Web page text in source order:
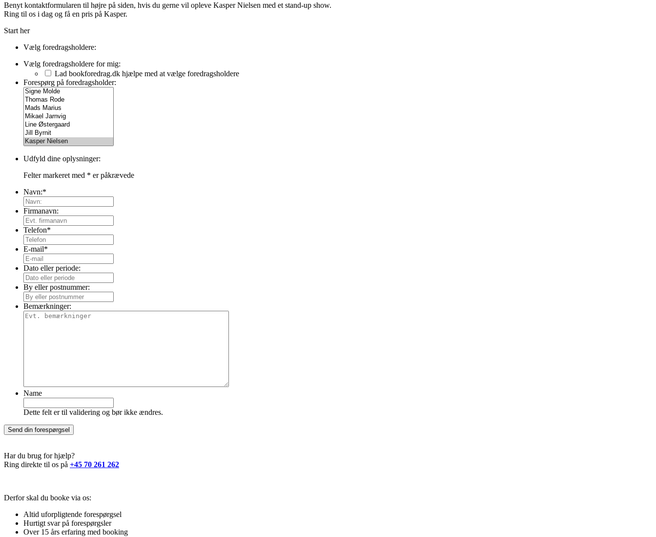
Benyt kontaktformularen til højre på siden, hvis du gerne vil opleve Kasper Nielsen med et stand-up show.
Ring til os i dag og få en pris på Kasper.
Start her
Vælg foredragsholdere:
Vælg foredragsholdere for mig:
Lad bookforedrag.dk hjælpe med at vælge foredragsholdere
Forespørg på foredragsholder:
Udfyld dine oplysninger:
Felter markeret med * er påkrævede
Navn:*
Firmanavn:
Telefon*
E-mail*
Dato eller periode:
By eller postnummer:
Bemærkninger:
Name
Dette felt er til validering og bør ikke ændres.
Har du brug for hjælp?
Ring direkte til os på +45 70 261 262
Derfor skal du booke via os:
Altid uforpligtende forespørgsel
Hurtigt svarpå forespørgsler
Over 15 års erfaring med booking